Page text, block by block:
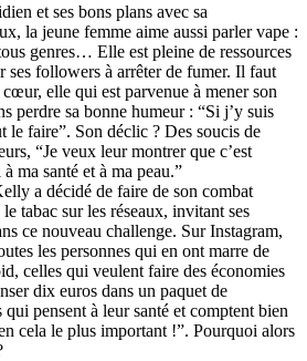
et ses bons plans avec sa
la jeune femme aime aussi parler vape :
genres… Elle est pleine de ressources
ses followers à arrêter de fumer. Il faut
elle qui est parvenue à mener son
perdre sa bonne humeur : “Si j’y suis
le faire”. Son déclic ? Des soucis de
“Je veux leur montrer que c’est
ma santé et à ma peau.”
a décidé de faire de son combat
tabac sur les réseaux, invitant ses
ce nouveau challenge. Sur Instagram,
les personnes qui en ont marre de
celles qui veulent faire des économies
dix euros dans un paquet de
pensent à leur santé et comptent bien
cela le plus important !”. Pourquoi alors